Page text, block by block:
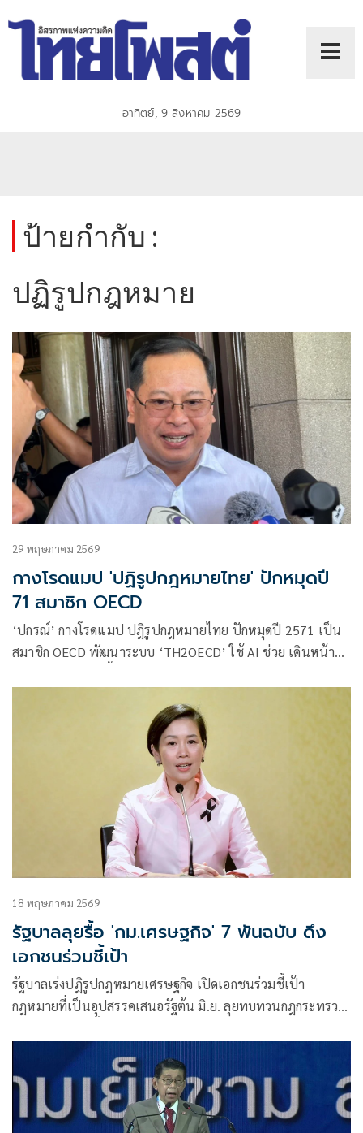
อาทิตย์, 9 สิงหาคม 2569
ป้ายกำกับ :
ปฏิรูปกฎหมาย
29 พฤษภาคม 2569
กางโรดแมป 'ปฏิรูปกฎหมายไทย' ปักหมุดปี
71 สมาชิก OECD
‘ปกรณ์’ กางโรดแมป ปฎิรูปกฎหมายไทย ปักหมุดปี 2571 เป็น
สมาชิก OECD พัฒนาระบบ ‘TH2OECD’ ใช้ AI ช่วย เดินหน้า
18 พฤษภาคม 2569
รัฐบาลลุยรื้อ 'กม.เศรษฐกิจ' 7 พันฉบับ ดึง
เอกชนร่วมชี้เป้า
รัฐบาลเร่งปฏิรูปกฎหมายเศรษฐกิจ เปิดเอกชนร่วมชี้เป้า
กฎหมายที่เป็นอุปสรรคเสนอรัฐต้น มิ.ย. ลุยทบทวนกฎกระทรวง
ไตรมาสแรงโต 18%